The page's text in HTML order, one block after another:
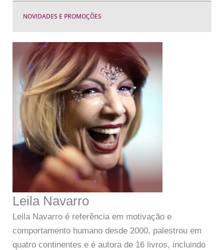
NOVIDADES E PROMOÇÕES
Leila Navarro
Leila Navarro é referência em motivação e
comportamento humano desde 2000, palestrou em
quatro continentes e é autora de 16 livros, incluindo